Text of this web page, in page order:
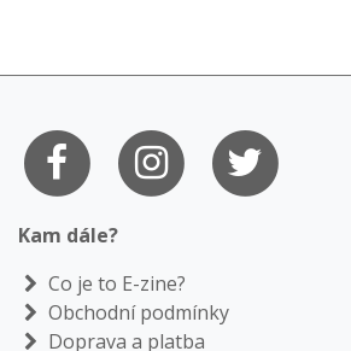
Kam dále?
Co je to E-zine?
Obchodní podmínky
Doprava a platba